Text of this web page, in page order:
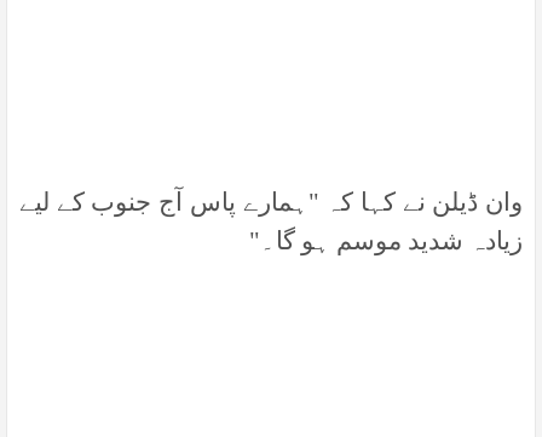
وان ڈیلن نے کہا کہ "ہمارے پاس آج جنوب کے لیے
زیادہ شدید موسم ہو گا۔"